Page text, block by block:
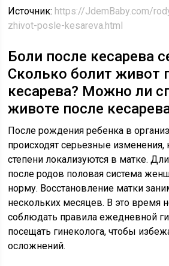
Источник: https://JdemBaby.com/
zhivot-posle-kesareva.html
Боли после кесарева
Сколько болит живот
кесарева? Можно ли
животе после
После рождения ребенка в
происходят серьезные
степени локализуются в матке.
после родов половая система
норму. Восстановление матки
нескольких месяцев. В это время
соблюдать правила ежедневной
посещать гинеколога, чтобы
осложнений.